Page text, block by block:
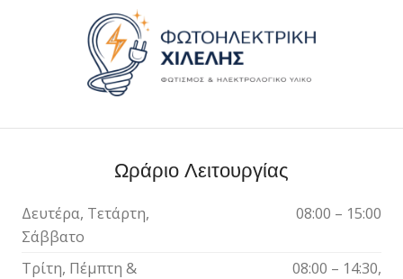
Ωράριο Λειτουργίας
Δευτέρα, Τετάρτη,
Σάββατο
08:00 – 15:00
Τρίτη, Πέμπτη &
08:00 – 14:30,